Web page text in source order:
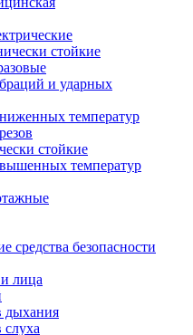
стойкие
и ударных
температур
стойкие
температур
средства безопасности
лица
дыхания
слуха